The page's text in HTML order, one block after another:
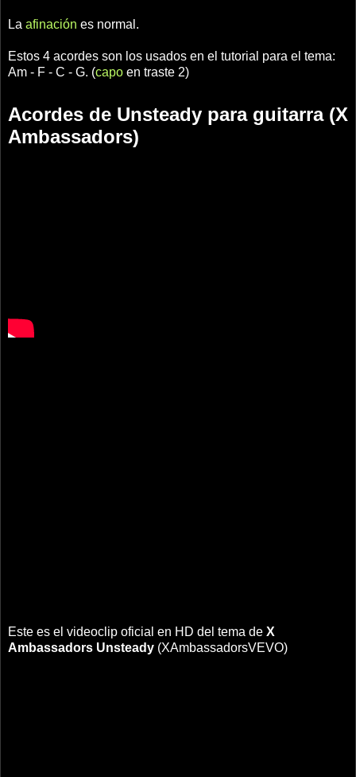
La afinación es normal.
Estos 4 acordes son los usados en el tutorial para el tema:
Am - F - C - G. (capo en traste 2)
Acordes de Unsteady para guitarra (X
Ambassadors)
Este es el videoclip oficial en HD del tema de X
Ambassadors Unsteady (XAmbassadorsVEVO)